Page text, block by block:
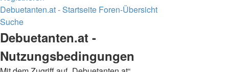
Debuetanten.at - Startseite Foren-Übersicht
Suche
Debuetanten.at -
Nutzungsbedingungen